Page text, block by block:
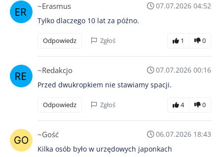
~Erasmus
07.07.2026 04:52
Tylko dlaczego 10 lat za późno.
Odpowiedz Zgłoś 1 0
~Redakcjo
07.07.2026 00:16
Przed dwukropkiem nie stawiamy spacji.
Odpowiedz Zgłoś 4 0
~Gość
06.07.2026 18:43
Kilka osób było w urzędowych japonkach